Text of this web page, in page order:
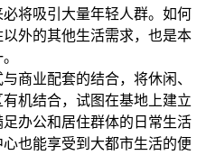
将吸引大量年轻人群。如何
外的其他生活需求，也是本
商业配套的结合，将休闲、
机结合，试图在基地上建立
办公和居住群体的日常生活
也能享受到大都市生活的便